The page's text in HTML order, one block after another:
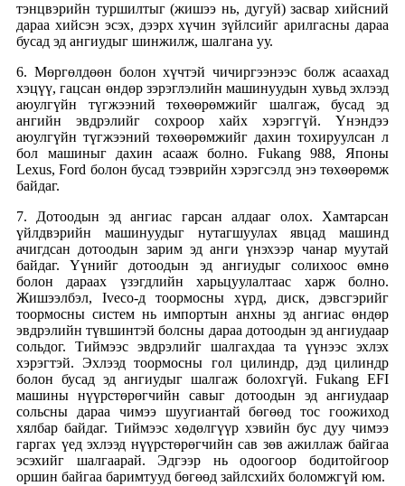
тэнцвэрийн туршилтыг (жишээ нь, дугуй) засвар хийсний
дараа хийсэн эсэх, дээрх хүчин зүйлсийг арилгасны дараа
бусад эд ангиудыг шинжилж, шалгана уу.
6. Мөргөлдөөн болон хүчтэй чичиргээнээс болж асаахад
хэцүү, гацсан өндөр зэрэглэлийн машинуудын хувьд эхлээд
аюулгүйн түгжээний төхөөрөмжийг шалгаж, бусад эд
ангийн эвдрэлийг сохроор хайх хэрэггүй. Үнэндээ
аюулгүйн түгжээний төхөөрөмжийг дахин тохируулсан л
бол машиныг дахин асааж болно. Fukang 988, Японы
Lexus, Ford болон бусад тээврийн хэрэгсэлд энэ төхөөрөмж
байдаг.
7. Дотоодын эд ангиас гарсан алдааг олох. Хамтарсан
үйлдвэрийн машинуудыг нутагшуулах явцад машинд
ачигдсан дотоодын зарим эд анги үнэхээр чанар муутай
байдаг. Үүнийг дотоодын эд ангиудыг солихоос өмнө
болон дараах үзэгдлийн харьцуулалтаас харж болно.
Жишээлбэл, Iveco-д тоормосны хүрд, диск, дэвсгэрийг
тоормосны систем нь импортын анхны эд ангиас өндөр
эвдрэлийн түвшинтэй болсны дараа дотоодын эд ангиудаар
сольдог. Тиймээс эвдрэлийг шалгахдаа та үүнээс эхлэх
хэрэгтэй. Эхлээд тоормосны гол цилиндр, дэд цилиндр
болон бусад эд ангиудыг шалгаж болохгүй. Fukang EFI
машины нүүрстөрөгчийн савыг дотоодын эд ангиудаар
сольсны дараа чимээ шуугиантай бөгөөд тос гоожиход
хялбар байдаг. Тиймээс хөдөлгүүр хэвийн бус дуу чимээ
гаргах үед эхлээд нүүрстөрөгчийн сав зөв ажиллаж байгаа
эсэхийг шалгаарай. Эдгээр нь одоогоор бодитойгоор
оршин байгаа баримтууд бөгөөд зайлсхийх боломжгүй юм.